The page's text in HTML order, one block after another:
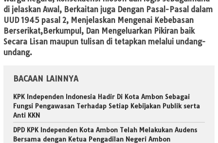
di jelaskan Awal, Berkaitan juga Dengan Pasal-Pasal dalam
UUD 1945 pasal 2, Menjelaskan Mengenai Kebebasan
Berserikat,Berkumpul, Dan Mengeluarkan Pikiran baik
Secara Lisan maupun tulisan di tetapkan melalui undang-
undang.
BACAAN LAINNYA
KPK Independen Indonesia Hadir Di Kota Ambon Sebagai
Fungsi Pengawasan Terhadap Setiap Kebijakan Publik serta
Anti KKN
DPD KPK Independen Kota Ambon Telah Melakukan Audens
Bersama dengan Ketua Pengadilan Negeri Ambon